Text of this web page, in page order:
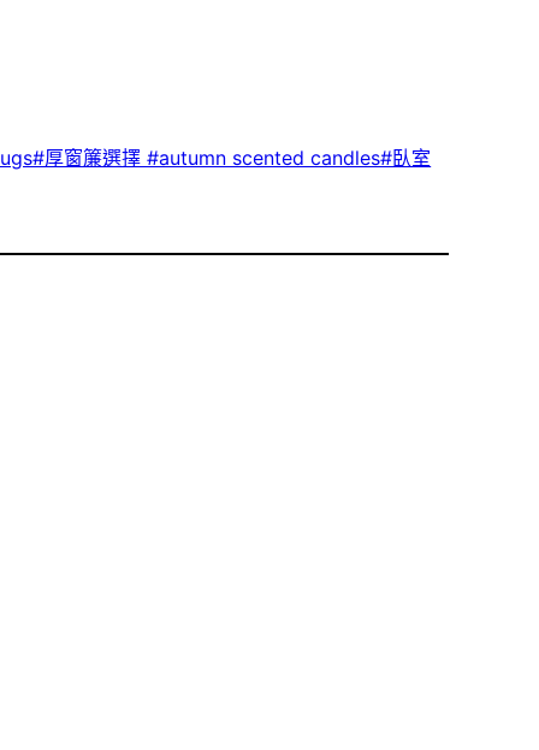
厚窗簾選擇 #autumn scented candles#臥室